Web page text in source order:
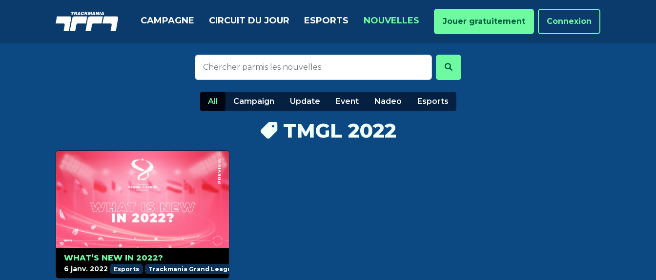
CAMPAGNE CIRCUIT DU JOUR ESPORTS NOUVELLES Jouer gratuitement Connexion
All Campaign Update Event Nadeo Esports
TMGL 2022
WHAT’S NEW IN 2022?
6 janv. 2022 Esports Trackmania Grand League